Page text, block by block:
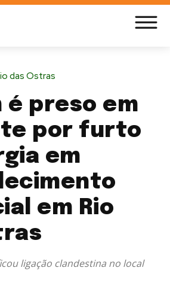
das Ostras
é preso em
por furto
em
em Rio
ligação clandestina no local